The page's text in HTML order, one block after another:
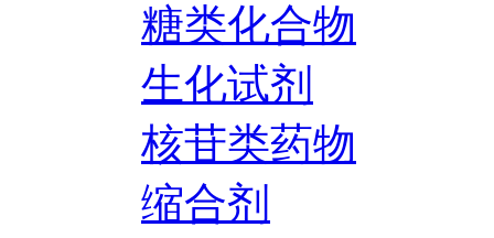
糖类化合物
生化试剂
核苷类药物
缩合剂